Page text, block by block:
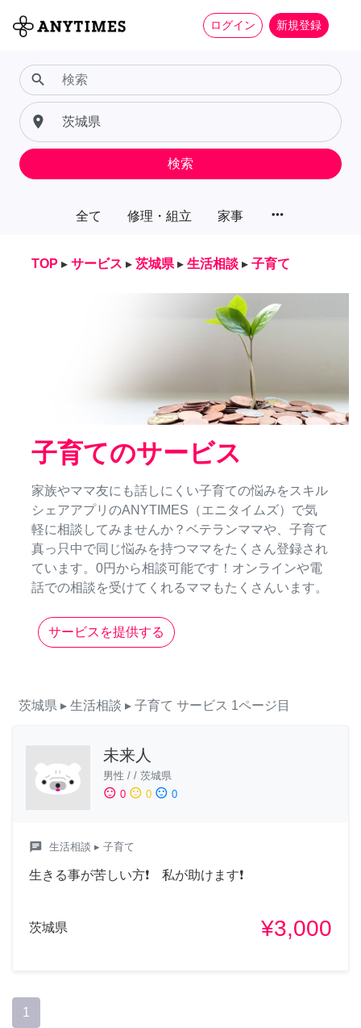
ログイン 新規登録
全て 修理・組立 家事 more_horiz
search
place
検索
TOP ▸ サービス ▸ 茨城県 ▸ 生活相談 ▸ 子育て
子育てのサービス
家族やママ友にも話しにくい子育ての悩みをスキル
シェアアプリのANYTIMES（エニタイムズ）で気
軽に相談してみませんか？ベテランママや、子育て
真っ只中で同じ悩みを持つママをたくさん登録され
ています。0円から相談可能です！オンラインや電
話での相談を受けてくれるママもたくさんいます。
サービスを提供する
茨城県 ▸ 生活相談 ▸ 子育て サービス 1ページ目
未来人
男性 / / 茨城県
sentiment_satisfied 0 sentiment_neutral 0 sentiment_dissatisfied 0
chat 生活相談 ▸ 子育て
生きる事が苦しい方❗ 私が助けます❗
茨城県 ¥3,000
1